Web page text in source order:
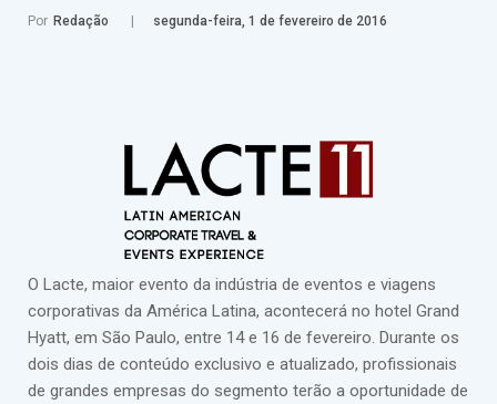
Por Redação segunda-feira, 1 de fevereiro de 2016
O Lacte, maior evento da indústria de eventos e viagens
corporativas da América Latina, acontecerá no hotel Grand
Hyatt, em São Paulo, entre 14 e 16 de fevereiro. Durante os
dois dias de conteúdo exclusivo e atualizado, profissionais
de grandes empresas do segmento terão a oportunidade de